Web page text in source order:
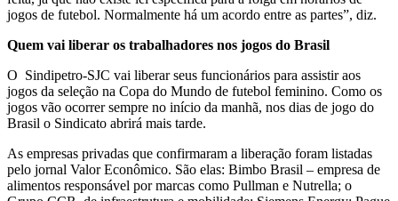
jogos de futebol. Normalmente há um acordo entre as partes”, diz.
Quem vai liberar os trabalhadores nos jogos do Brasil
O Sindipetro-SJC vai liberar seus funcionários para assistir aos
jogos da seleção na Copa do Mundo de futebol feminino. Como os
jogos vão ocorrer sempre no início da manhã, nos dias de jogo do
Brasil o Sindicato abrirá mais tarde.
As empresas privadas que confirmaram a liberação foram listadas
pelo jornal Valor Econômico. São elas: Bimbo Brasil – empresa de
alimentos responsável por marcas como Pullman e Nutrella; o